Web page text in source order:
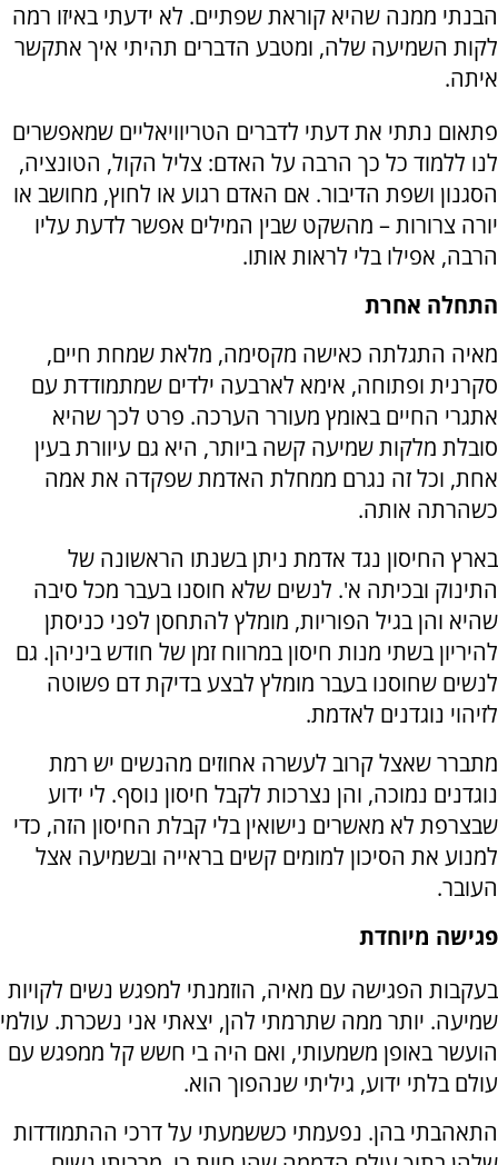
הבנתי ממנה שהיא קוראת שפתיים. לא ידעתי באיזו רמה
לקות השמיעה שלה, ומטבע הדברים תהיתי איך אתקשר
איתה.
פתאום נתתי את דעתי לדברים הטריוויאליים שמאפשרים
לנו ללמוד כל כך הרבה על האדם: צליל הקול, הטונציה,
הסגנון ושפת הדיבור. אם האדם רגוע או לחוץ, מחושב או
יורה צרורות – מהשקט שבין המילים אפשר לדעת עליו
הרבה, אפילו בלי לראות אותו.
התחלה אחרת
מאיה התגלתה כאישה מקסימה, מלאת שמחת חיים,
סקרנית ופתוחה, אימא לארבעה ילדים שמתמודדת עם
אתגרי החיים באומץ מעורר הערכה. פרט לכך שהיא
סובלת מלקות שמיעה קשה ביותר, היא גם עיוורת בעין
אחת, וכל זה נגרם ממחלת האדמת שפקדה את אמה
כשהרתה אותה.
בארץ החיסון נגד אדמת ניתן בשנתו הראשונה של
התינוק ובכיתה א'. לנשים שלא חוסנו בעבר מכל סיבה
שהיא והן בגיל הפוריות, מומלץ להתחסן לפני כניסתן
להיריון בשתי מנות חיסון במרווח זמן של חודש ביניהן. גם
לנשים שחוסנו בעבר מומלץ לבצע בדיקת דם פשוטה
לזיהוי נוגדנים לאדמת.
מתברר שאצל קרוב לעשרה אחוזים מהנשים יש רמת
נוגדנים נמוכה, והן נצרכות לקבל חיסון נוסף. לי ידוע
שבצרפת לא מאשרים נישואין בלי קבלת החיסון הזה, כדי
למנוע את הסיכון למומים קשים בראייה ובשמיעה אצל
העובר.
פגישה מיוחדת
בעקבות הפגישה עם מאיה, הוזמנתי למפגש נשים לקויות
שמיעה. יותר ממה שתרמתי להן, יצאתי אני נשכרת. עולמי
הועשר באופן משמעותי, ואם היה בי חשש קל ממפגש עם
עולם בלתי ידוע, גיליתי שנהפוך הוא.
התאהבתי בהן. נפעמתי כששמעתי על דרכי ההתמודדות